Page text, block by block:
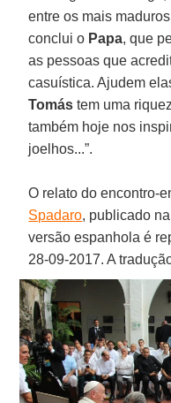
entre os mais
conclui o Papa, que
as pessoas que
casuística. Ajudem
Tomás tem uma
também hoje nos
joelhos...”.
O relato do encontro-
Spadaro, publicado
versão espanhola é
28-09-2017. A